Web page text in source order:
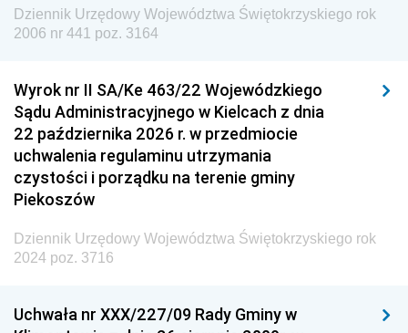
Dziennik Urzędowy Agencji Wywiadu
Dziennik Urzędowy Województwa Świętokrzyskiego rok
2006 nr 441 poz. 3164
Wyrok nr II SA/Ke 463/22 Wojewódzkiego
Sądu Administracyjnego w Kielcach z dnia
22 października 2026 r. w przedmiocie
uchwalenia regulaminu utrzymania
czystości i porządku na terenie gminy
Piekoszów
Dziennik Urzędowy Województwa Świętokrzyskiego rok
2024 poz. 3716
Uchwała nr XXX/227/09 Rady Gminy w